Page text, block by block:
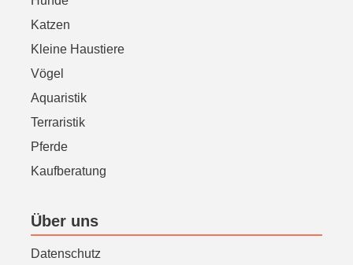
Katzen
Kleine Haustiere
Vögel
Aquaristik
Terraristik
Pferde
Kaufberatung
Über uns
Datenschutz